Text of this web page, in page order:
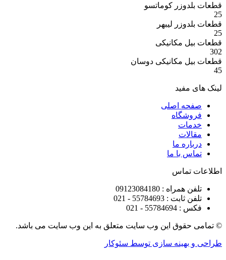
کوماتسو
لیبهر
مکانیکی
مکانیکی دوسان
اصلی
ما
با ما
: 09123084180
: 55784693 - 021
این وب سایت متعلق به این وب سایت می باشد.
سازی توسط سئوکار